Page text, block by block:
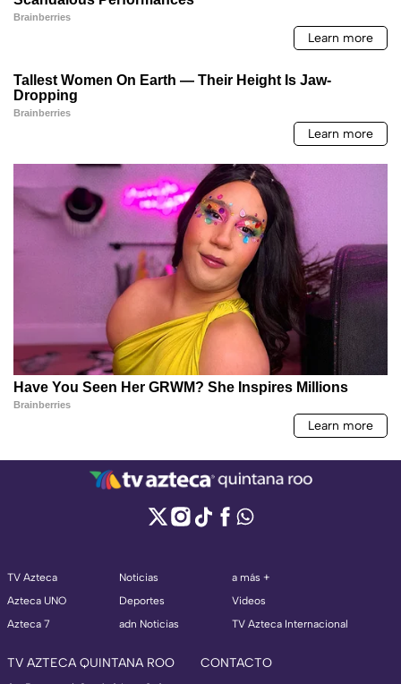
TV Azteca
Azteca UNO
Azteca 7
Noticias
Deportes
adn Noticias
a más +
Videos
TV Azteca Internacional
TV AZTECA QUINTANA ROO CONTACTO